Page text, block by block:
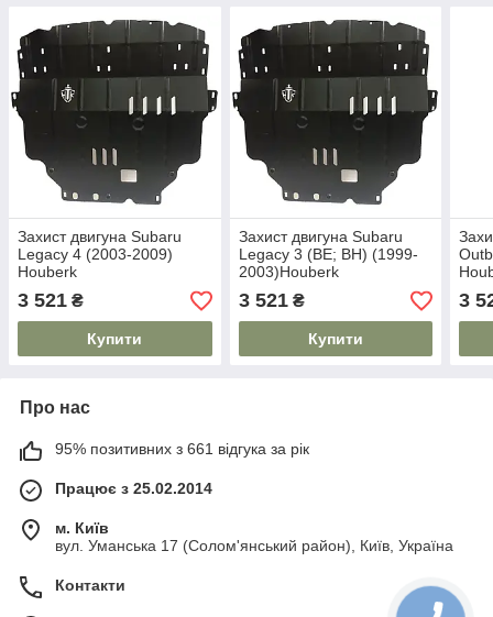
Захист двигуна Subaru
Legacy 4 (2003-2009)
Houberk
3 521 ₴
Купити
Захист двигуна Subaru
Legacy 3 (BE; BH) (1999-
2003)Houberk
3 521₴
Купити
3
Про нас
95% позитивних з 661 відгука за рік
Працює з 25.02.2014
м. Київ
вул. Уманська 17 (Солом'янський район), Київ, Україна
Контакти